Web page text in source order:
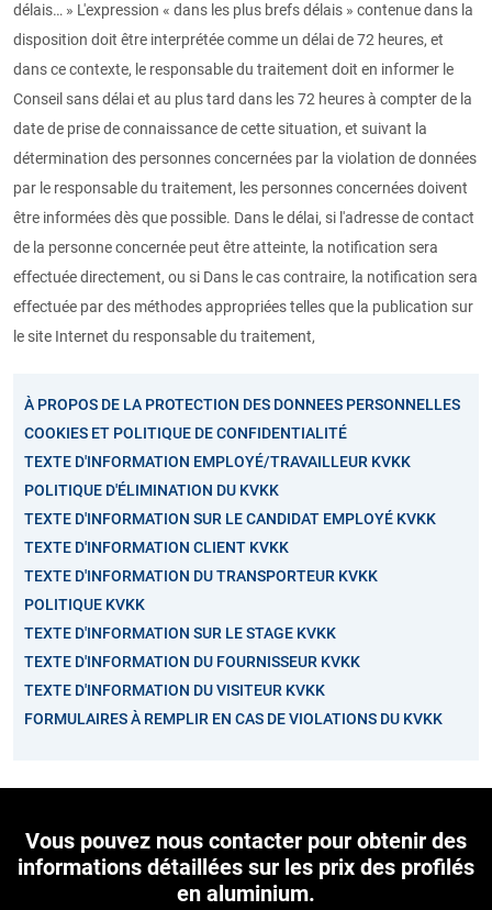
délais… » L'expression « dans les plus brefs délais » contenue dans la
disposition doit être interprétée comme un délai de 72 heures, et
dans ce contexte, le responsable du traitement doit en informer le
Conseil sans délai et au plus tard dans les 72 heures à compter de la
date de prise de connaissance de cette situation, et suivant la
détermination des personnes concernées par la violation de données
par le responsable du traitement, les personnes concernées doivent
être informées dès que possible. Dans le délai, si l'adresse de contact
de la personne concernée peut être atteinte, la notification sera
effectuée directement, ou si Dans le cas contraire, la notification sera
effectuée par des méthodes appropriées telles que la publication sur
le site Internet du responsable du traitement,
À PROPOS DE LA PROTECTION DES DONNEES PERSONNELLES
COOKIES ET POLITIQUE DE CONFIDENTIALITÉ
TEXTE D'INFORMATION EMPLOYÉ/TRAVAILLEUR KVKK
POLITIQUE D'ÉLIMINATION DU KVKK
TEXTE D'INFORMATION SUR LE CANDIDAT EMPLOYÉ KVKK
TEXTE D'INFORMATION CLIENT KVKK
TEXTE D'INFORMATION DU TRANSPORTEUR KVKK
POLITIQUE KVKK
TEXTE D'INFORMATION SUR LE STAGE KVKK
TEXTE D'INFORMATION DU FOURNISSEUR KVKK
TEXTE D'INFORMATION DU VISITEUR KVKK
FORMULAIRES À REMPLIR EN CAS DE VIOLATIONS DU KVKK
Vous pouvez nous contacter pour obtenir des
informations détaillées sur les prix des profilés
en aluminium.